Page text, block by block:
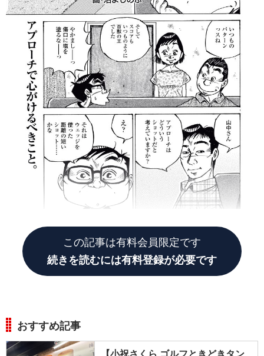
この記事は有料会員限定です
続きを読むには有料登録が必要です
おすすめ記事
【小祝さくら ゴルフときどきタン